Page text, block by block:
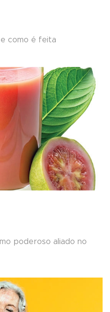
como é feita
poderoso aliado no